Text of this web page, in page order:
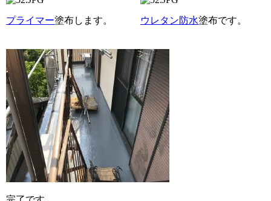
プライマー塗布します。 ウレタン防水塗布です。